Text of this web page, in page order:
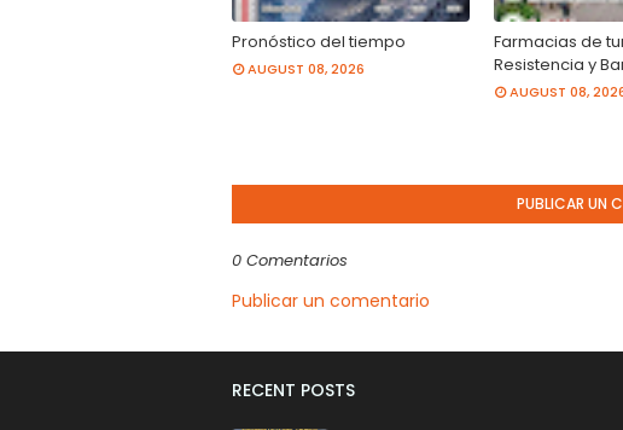
Pronóstico del tiempo
AUGUST 08, 2026
Farmacias de
Resistencia y
AUGUST 08,
PUBLICAR UN
0 Comentarios
Publicar un comentario
RECENT POSTS